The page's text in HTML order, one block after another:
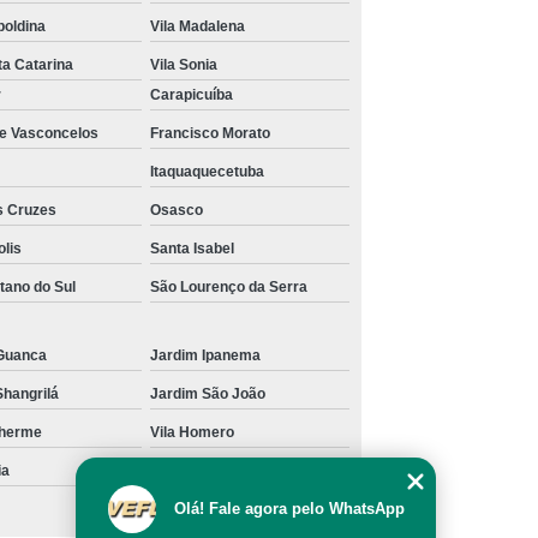
manutenção de balcão de atendimento recepção
Consolação
Higienopolis
conserto de balcão de recepção em l Jardim Itália
balcão atendimento Vila Clotilde
manutenção de balcão de atendimento simples Jardim
balcão de atendimento simples valor Vila Carnero
manutenção de balcão para atendimento Jardim
Maristela
Vila Madalena
Catarina
Vila Sonia
Carapicuíba
Vasconcelos Francisco Morato
Itaquaquecetuba
Cruzes Osasco
Santa Isabel
do Sul São Lourenço da Serra
Jardim Ipanema
Jardim São João
Vila Homero
Olá! Fale agora pelo WhatsApp